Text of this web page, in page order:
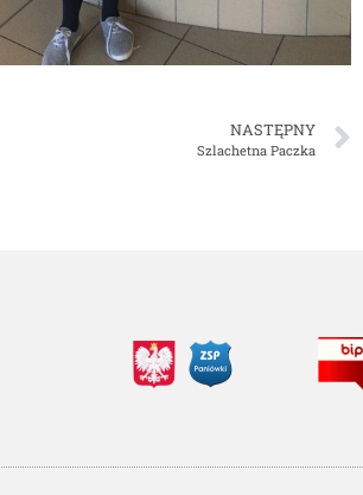
NASTĘPNY
Szlachetna Paczka